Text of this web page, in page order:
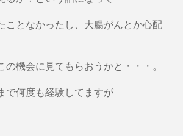
ことなかったし、大腸がんとか心配
機会に見てもらおうかと・・・。
で何度も経験してますが